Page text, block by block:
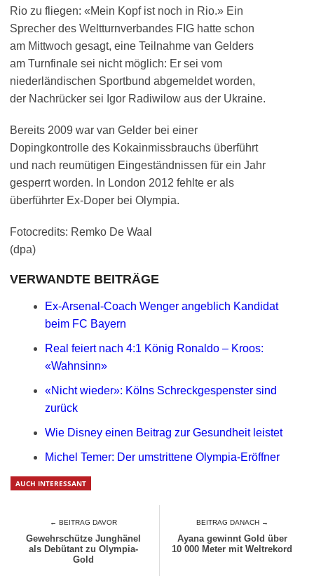
Rio zu fliegen: «Mein Kopf ist noch in Rio.» Ein
Sprecher des Weltturnverbandes FIG hatte schon
am Mittwoch gesagt, eine Teilnahme van Gelders
am Turnfinale sei nicht möglich: Er sei vom
niederländischen Sportbund abgemeldet worden,
der Nachrücker sei Igor Radiwilow aus der Ukraine.
Bereits 2009 war van Gelder bei einer
Dopingkontrolle des Kokainmissbrauchs überführt
und nach reumütigen Eingeständnissen für ein Jahr
gesperrt worden. In London 2012 fehlte er als
überführter Ex-Doper bei Olympia.
Fotocredits: Remko De Waal
(dpa)
VERWANDTE BEITRÄGE
Ex-Arsenal-Coach Wenger angeblich Kandidat
beim FC Bayern
Real feiert nach 4:1 König Ronaldo – Kroos:
«Wahnsinn»
«Nicht wieder»: Kölns Schreckgespenster sind
zurück
Wie Disney einen Beitrag zur Gesundheit leistet
Michel Temer: Der umstrittene Olympia-Eröffner
AUCH INTERESSANT
← BEITRAG DAVOR
Gewehrschütze Junghänel
als Debütant zu Olympia-
Gold
BEITRAG DANACH →
Ayana gewinnt Gold über
10 000 Meter mit Weltrekord